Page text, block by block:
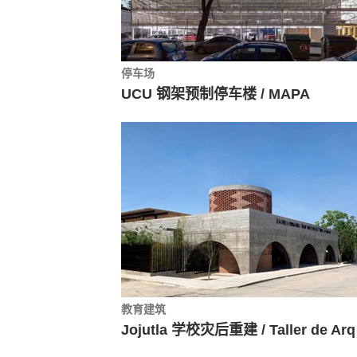
停车场
UCU 钢架预制停车楼 / MAPA
教育建筑